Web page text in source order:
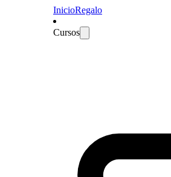
InicioRegalo
Cursos